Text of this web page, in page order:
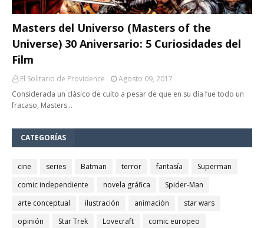
Masters del Universo (Masters of the
Universe) 30 Aniversario: 5 Curiosidades del
Film
El Solitario de Providence
Agosto 09, 2017
Considerada un clásico de culto a pesar de que en su día fue todo un
fracaso, Masters…
CATEGORÍAS
cine series Batman terror fantasía
Superman
comic independiente
novela gráfica
Spider-Man
arte conceptual
ilustración animación
star wars
opinión
Star Trek Lovecraft comic europeo